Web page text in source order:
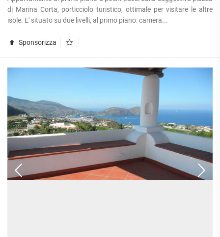
di Marina Corta, porticciolo turistico, ottimale per visitare le altre
isole. E' situato su due livelli, al primo piano: camera...
Sponsorizza